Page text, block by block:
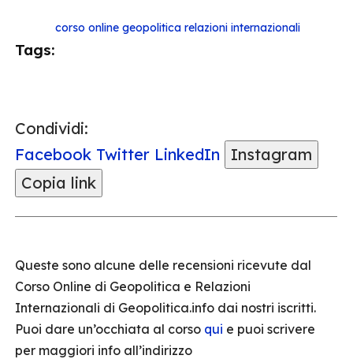
Tags:
corso online geopolitica relazioni internazionali
Condividi:
Facebook Twitter LinkedIn
Instagram
Copia link
Queste sono alcune delle recensioni ricevute dal
Corso Online di Geopolitica e Relazioni
Internazionali di Geopolitica.info dai nostri iscritti.
Puoi dare un’occhiata al corso qui e puoi scrivere
per maggiori info all’indirizzo